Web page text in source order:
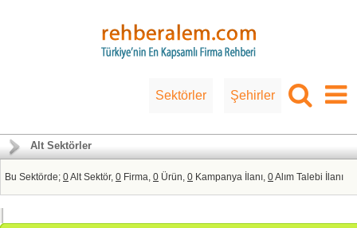
Sektörler Şehirler
Alt Sektörler
Bu Sektörde; 0Alt Sektör, 0 Firma, 0 Ürün, 0 Kampanya İlanı, 0Alım Talebi İlanı